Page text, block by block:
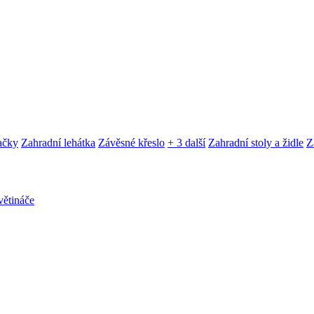
Zahradní lehátka Závěsné křeslo + 3 další Zahradní stoly a židle